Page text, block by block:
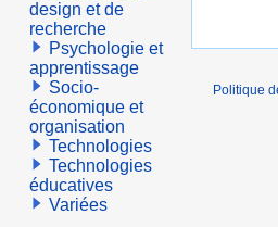
design et de
recherche
Psychologie et
apprentissage
Socio-
économique et
organisation
Technologies
Technologies
éducatives
Variées
Politique